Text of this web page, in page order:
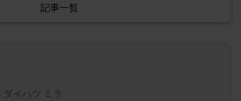
記事一覧
ダイハツ ミラ